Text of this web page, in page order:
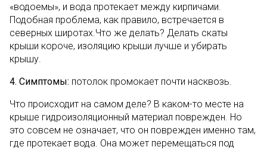
«водоемы», и вода протекает между кирпичами.
Подобная проблема, как правило, встречается в
северных широтах.Что же делать? Делать скаты
крыши короче, изоляцию крыши лучше и убирать
крышу.
4. Симптомы: потолок промокает почти насквозь.
Что происходит на самом деле? В каком-то месте на
крыше гидроизоляционный материал поврежден. Но
это совсем не означает, что он поврежден именно там,
где протекает вода. Она может перемещаться под